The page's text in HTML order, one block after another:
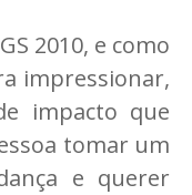
2010, e como
impressionar,
impacto que
tomar um
e querer